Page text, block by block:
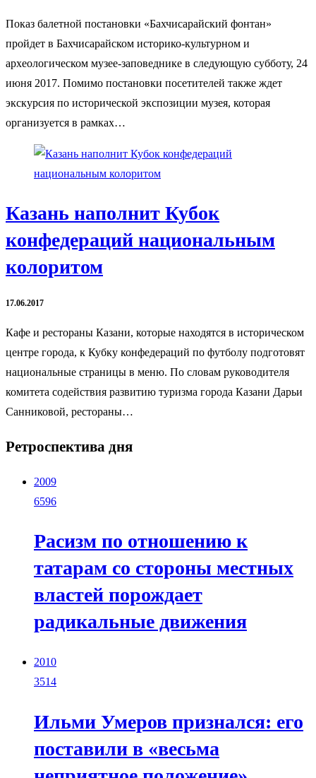
Показ балетной постановки «Бахчисарайский фонтан»
пройдет в Бахчисарайском историко-культурном и
археологическом музее-заповеднике в следующую субботу, 24
июня 2017. Помимо постановки посетителей также ждет
экскурсия по исторической экспозиции музея, которая
организуется в рамках…
Казань наполнит Кубок
конфедераций национальным
колоритом
17.06.2017
Кафе и рестораны Казани, которые находятся в историческом
центре города, к Кубку конфедераций по футболу подготовят
национальные страницы в меню. По словам руководителя
комитета содействия развитию туризма города Казани Дарьи
Санниковой, рестораны…
Ретроспектива дня
2009
6596
Расизм по отношению к
татарам со стороны местных
властей порождает
радикальные движения
2010
3514
Ильми Умеров признался: его
поставили в «весьма